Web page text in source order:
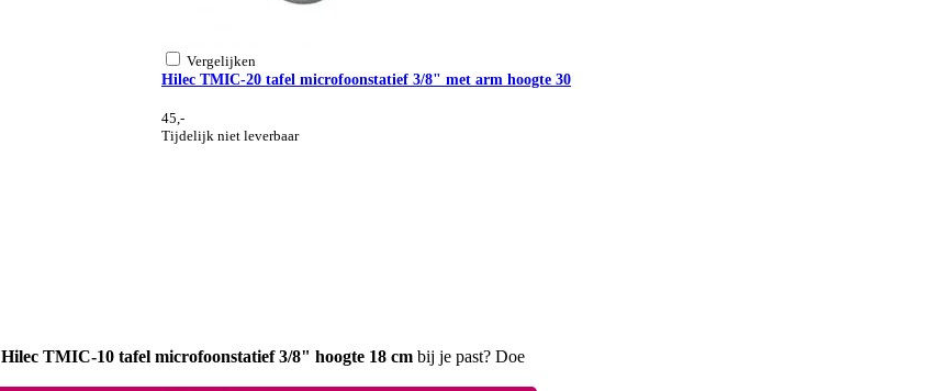
Vergelijken
Hilec TMIC-20 tafel microfoonstatief 3/8" met arm hoogte 30
45,-
Tijdelijk niet leverbaar
Hilec TMIC-10 tafel microfoonstatief 3/8" hoogte 18 cm bij je past? Doe